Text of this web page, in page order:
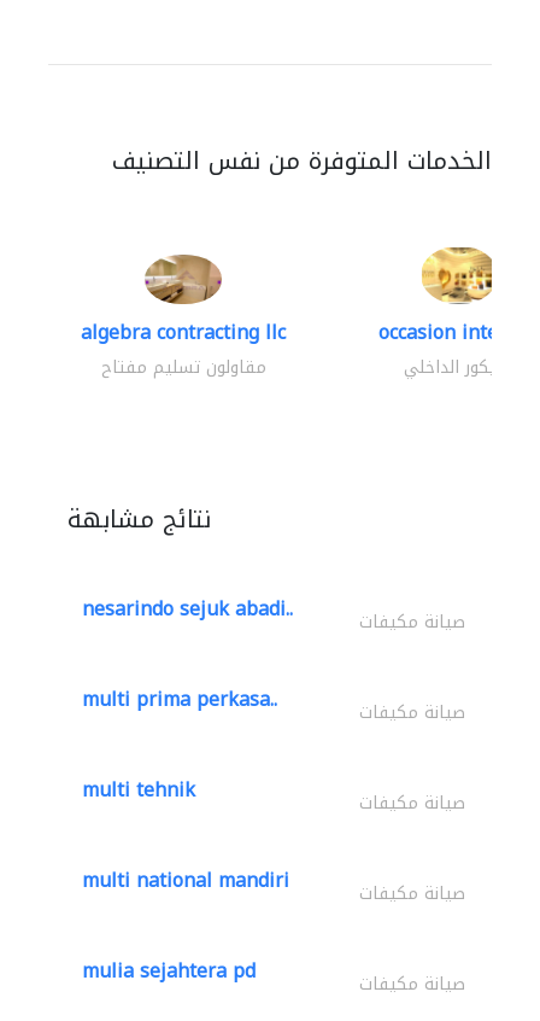
الخدمات المتوفرة من نفس التصنيف
algebra contracting llc
مقاولون تسليم مفتاح
occasion interiors
الديكور الداخلي
نتائج مشابهة
nesarindo sejuk abadi.. صيانة مكيفات
multi prima perkasa.. صيانة مكيفات
multi tehnik صيانة مكيفات
multi national mandiri صيانة مكيفات
mulia sejahtera pd صيانة مكيفات